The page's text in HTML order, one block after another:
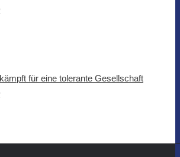
für eine tolerante Gesellschaft